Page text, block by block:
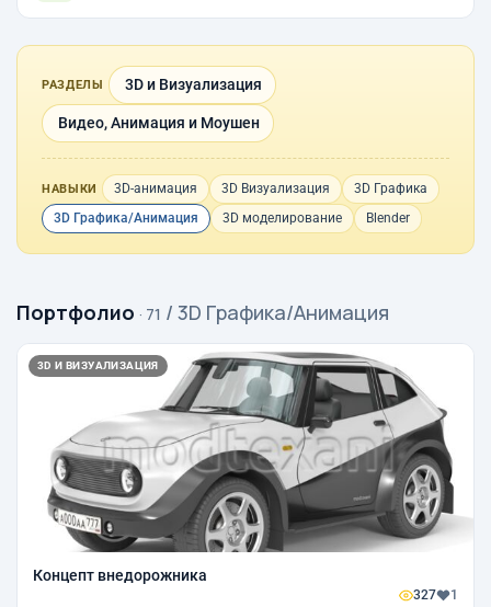
РАЗДЕЛЫ 3D и Визуализация
Видео, Анимация и Моушен
НАВЫКИ 3D-анимация 3D Визуализация
3D Графика
3D Графика/Анимация
3D моделирование Blender
Портфолио · 71 / 3D Графика/Анимация
3D И ВИЗУАЛИЗАЦИЯ
Концепт внедорожника
327 1